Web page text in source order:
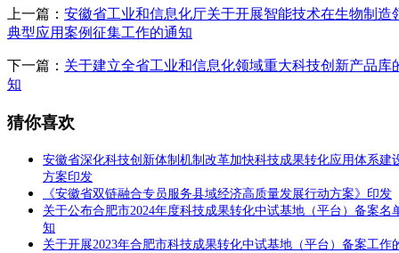
上一篇： 安徽省工业和信息化厅关于开展智能技术在生物制造
典型应用案例征集工作的通知
下一篇： 关于建立全省工业和信息化领域重大科技创新产品库
知
猜你喜欢
安徽省深化科技创新体制机制改革加快科技成果转化应用体系建
方案印发
《安徽省双链融合专员服务县域经济高质量发展行动方案》印发
关于公布合肥市2024年度科技成果转化中试基地（平台）备案名
知
关于开展2023年合肥市科技成果转化中试基地（平台）备案工作